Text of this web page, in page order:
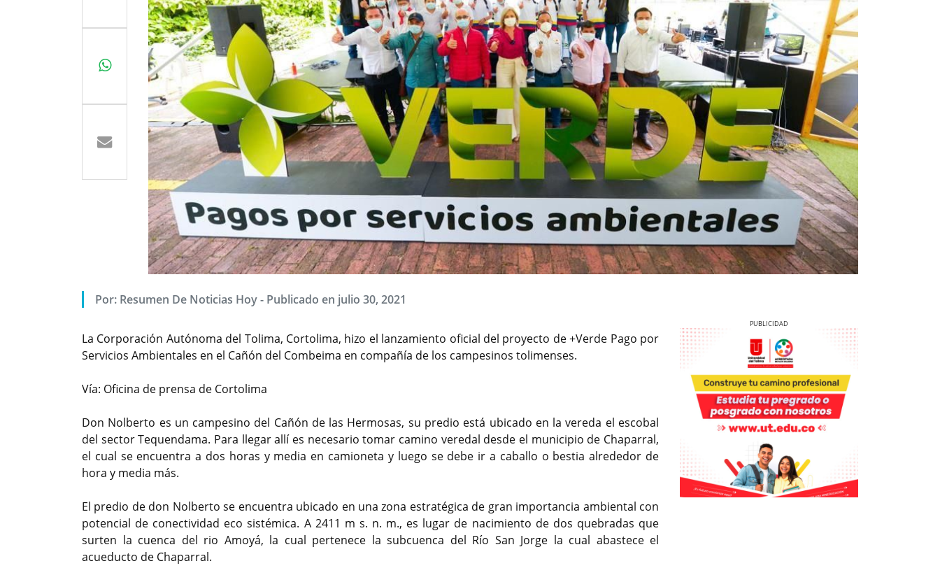
Por: Resumen De Noticias Hoy - Publicado en julio 30, 2021
La Corporación Autónoma del Tolima, Cortolima, hizo el lanzamiento oficial del proyecto de +Verde Pago por
Servicios Ambientales en el Cañón del Combeima en compañía de los campesinos tolimenses.
Vía: Oficina de prensa de Cortolima
Don Nolberto es un campesino del Cañón de las Hermosas, su predio está ubicado en la vereda el escobal
del sector Tequendama. Para llegar allí es necesario tomar camino veredal desde el municipio de Chaparral,
el cual se encuentra a dos horas y media en camioneta y luego se debe ir a caballo o bestia alrededor de
hora y media más.
El predio de don Nolberto se encuentra ubicado en una zona estratégica de gran importancia ambiental con
potencial de conectividad eco sistémica. A 2411 m s. n. m., es lugar de nacimiento de dos quebradas que
surten la cuenca del rio Amoyá, la cual pertenece la subcuenca del Río San Jorge la cual abastece el
acueducto de Chaparral.
Previous